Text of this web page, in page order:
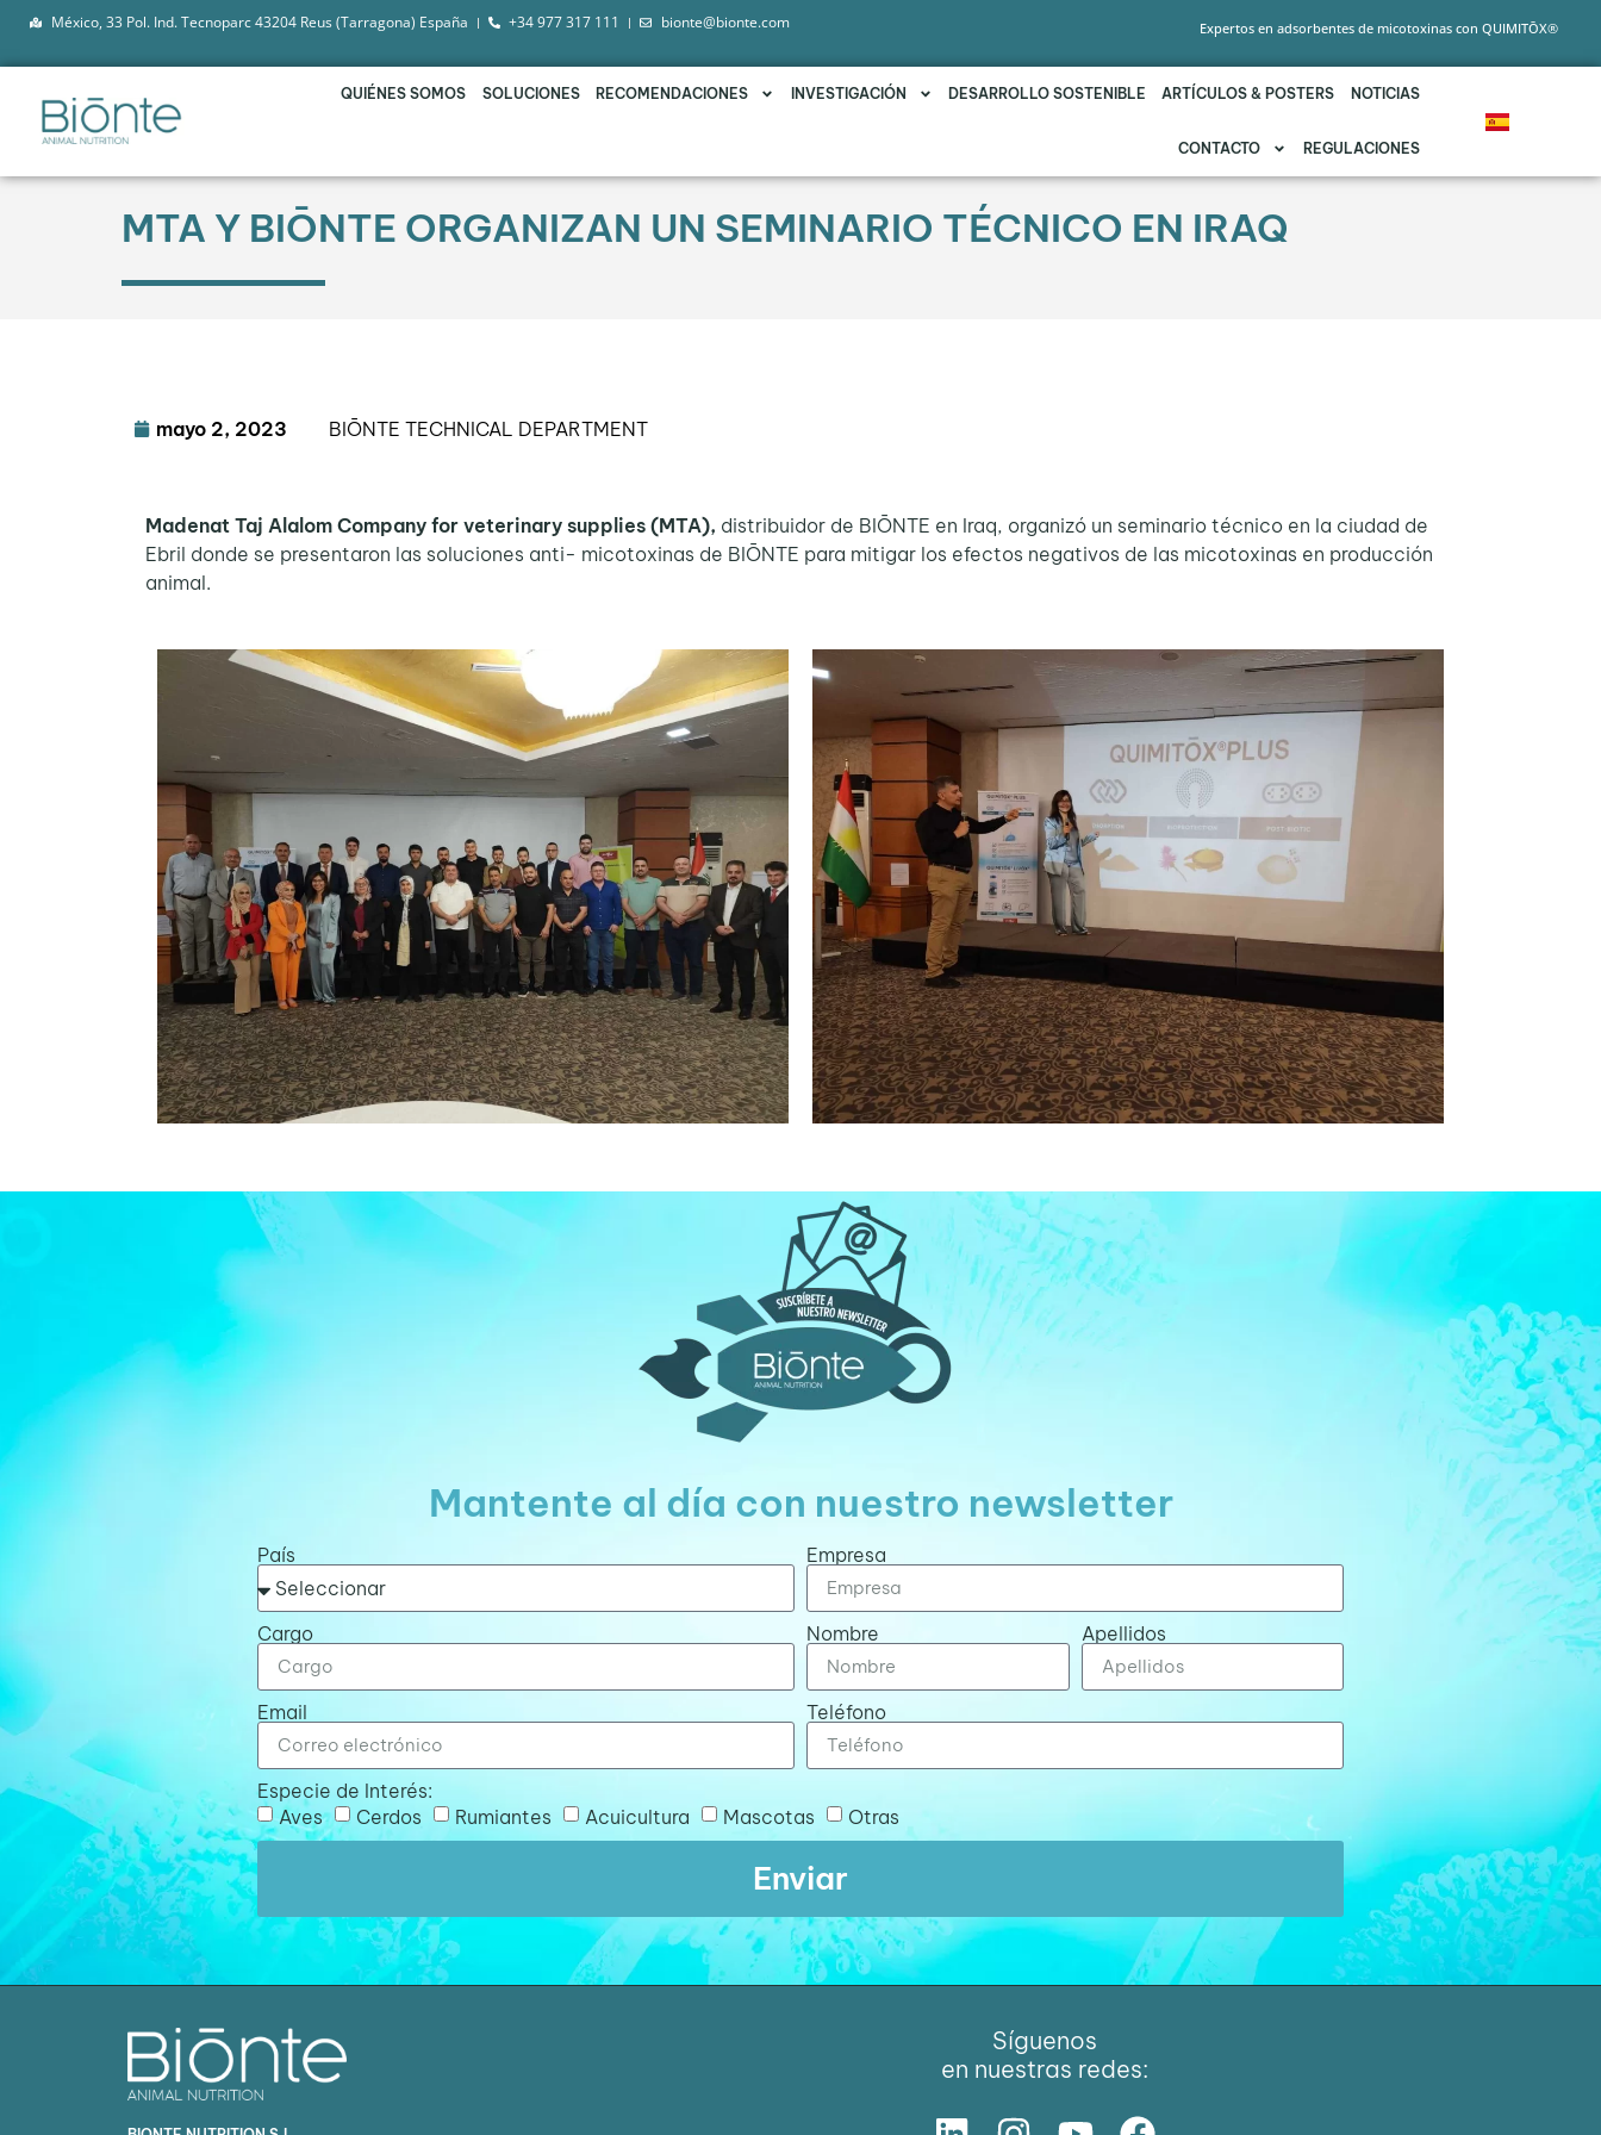
México, 33 Pol. Ind. Tecnoparc 43204 Reus (Tarragona) España +34 977 317 111 bionte@bionte.com Expertos en adsorbentes de micotoxinas con QUIMITŌX®
QUIÉNES SOMOS SOLUCIONES RECOMENDACIONES INVESTIGACIÓN DESARROLLO SOSTENIBLE ARTÍCULOS & POSTERS NOTICIAS
CONTACTO REGULACIONES
MTA Y BIŌNTE ORGANIZAN UN SEMINARIO TÉCNICO EN IRAQ
mayo 2, 2023 BIŌNTE TECHNICAL DEPARTMENT
Madenat Taj Alalom Company for veterinary supplies (MTA), distribuidor de BIŌNTE en Iraq, organizó un seminario técnico en la ciudad de
Ebril donde se presentaron las soluciones anti- micotoxinas de BIŌNTE para mitigar los efectos negativos de las micotoxinas en producción
animal.
Mantente al día con nuestro newsletter
País Empresa
Cargo Nombre Apellidos
Email Teléfono
Especie de Interés:
Aves
Cerdos Rumiantes Acuicultura Mascotas Otras
Enviar
Síguenos
en nuestras redes: